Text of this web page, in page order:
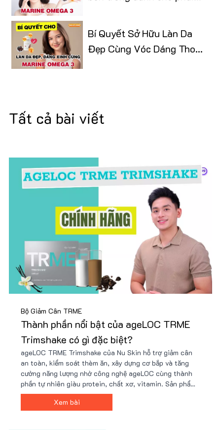
Bí Quyết Sở Hữu Làn Da
Đẹp Cùng Vóc Dáng Thon
Tất cả bài viết
Bộ Giảm Cân TRME
Thành phần nổi bật của ageLOC TRME
Trimshake có gì đặc biệt?
ageLOC TRME Trimshake của Nu Skin hỗ trợ giảm cân
an toàn, kiểm soát thèm ăn, xây dựng cơ bắp và tăng
cường năng lượng nhờ công nghệ ageLOC cùng thành
phần tự nhiên giàu protein, chất xơ, vitamin. Sản phẩm
tiện lợi, dễ sử dụng, phù hợp lối sống bận rộn và mục
tiêu sức khỏe. Giá ưu đãi tại Nu88!
Xem bài